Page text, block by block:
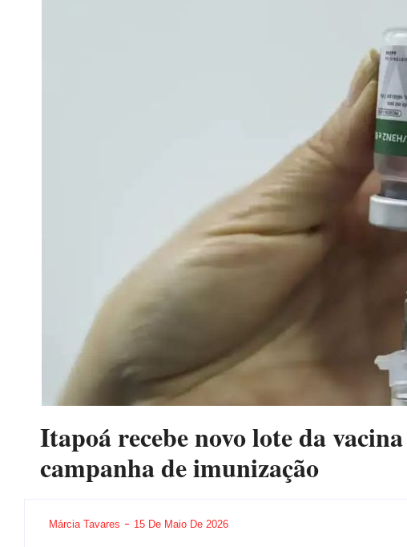
Itapoá recebe novo lote da
campanha de imunização
Márcia Tavares 15 De Maio De 2026